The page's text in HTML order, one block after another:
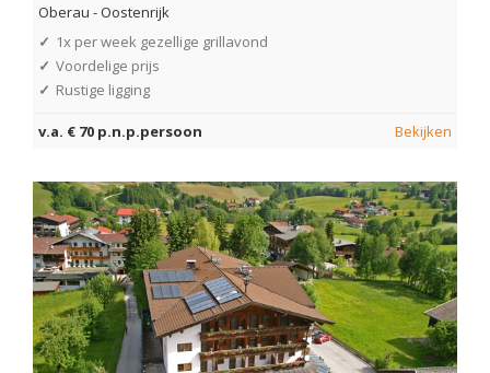
Oberau -Oostenrijk
✓ 1x per week gezellige grillavond
✓ Voordelige prijs
✓ Rustige ligging
v.a. € 70 p.n.p.persoon Bekijken